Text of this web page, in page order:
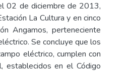
02 de diciembre de 2013,
La Cultura y en cinco
Angamos, perteneciente
Se concluye que los
eléctrico, cumplen con
establecidos en el Código